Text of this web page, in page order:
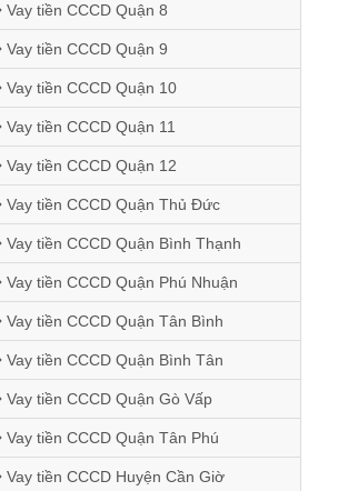
Vay tiền CCCD Quận 8
Vay tiền CCCD Quận 9
Vay tiền CCCD Quận 10
Vay tiền CCCD Quận 11
Vay tiền CCCD Quận 12
Vay tiền CCCD Quận Thủ Đức
Vay tiền CCCD Quận Bình Thạnh
Vay tiền CCCD Quận Phú Nhuận
Vay tiền CCCD Quận Tân Bình
Vay tiền CCCD Quận Bình Tân
Vay tiền CCCD Quận Gò Vấp
Vay tiền CCCD Quận Tân Phú
Vay tiền CCCD Huyện Cần Giờ